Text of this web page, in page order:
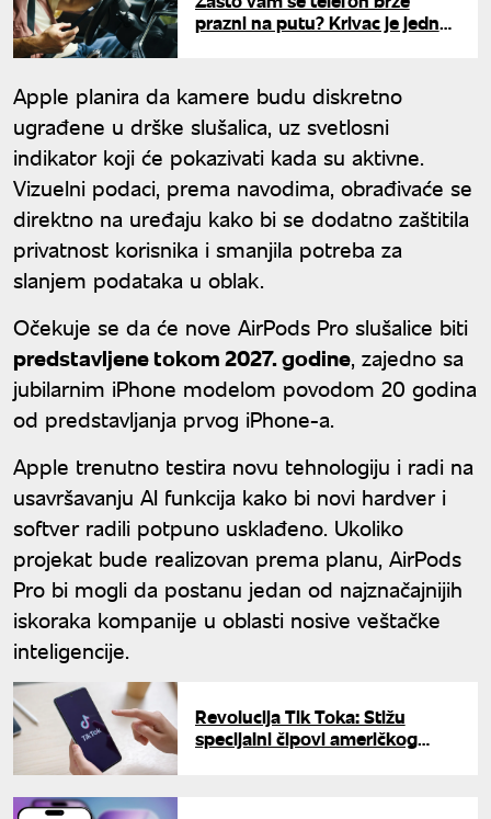
prazni na putu? Krivac je jedna
Apple planira da kamere budu diskretno
ugrađene u drške slušalica, uz svetlosni
indikator koji će pokazivati kada su aktivne.
Vizuelni podaci, prema navodima, obrađivaće se
direktno na uređaju kako bi se dodatno zaštitila
privatnost korisnika i smanjila potreba za
slanjem podataka u oblak.
Očekuje se da će nove AirPods Pro slušalice biti
predstavljene tokom 2027. godine, zajedno sa
jubilarnim iPhone modelom povodom 20 godina
od predstavljanja prvog iPhone-a.
Apple trenutno testira novu tehnologiju i radi na
usavršavanju AI funkcija kako bi novi hardver i
softver radili potpuno usklađeno. Ukoliko
projekat bude realizovan prema planu, AirPods
Pro bi mogli da postanu jedan od najznačajnijih
iskoraka kompanije u oblasti nosive veštačke
inteligencije.
Revolucija Tik Toka: Stižu
specijalni čipovi američkog